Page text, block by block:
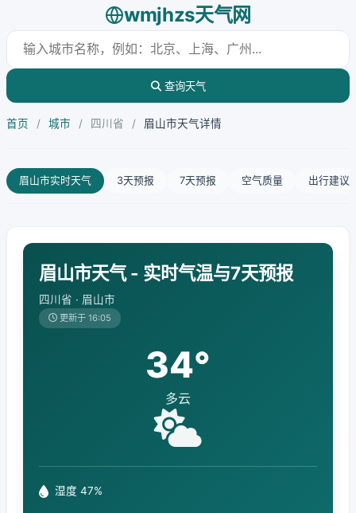
wmjhzs天气网
查询天气
首页 / 城市 / 四川省 / 眉山市天气详情
眉山市实时天气 3天预报 7天预报 空气质量 出行建议
眉山市天气 - 实时气温与7天预报
四川省 · 眉山市
更新于 16:05
34°
多云
湿度 47%